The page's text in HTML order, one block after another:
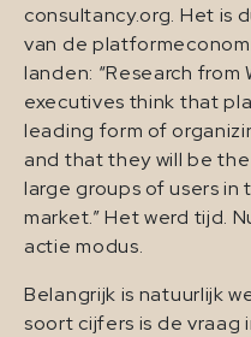
consultancy.org. Het is
van de
landen: “Research from
executives think that
leading form of
and that they will be
large groups of users in
market.” Het werd tijd.
actie modus.
Belangrijk is natuurlijk
soort cijfers is de vraag